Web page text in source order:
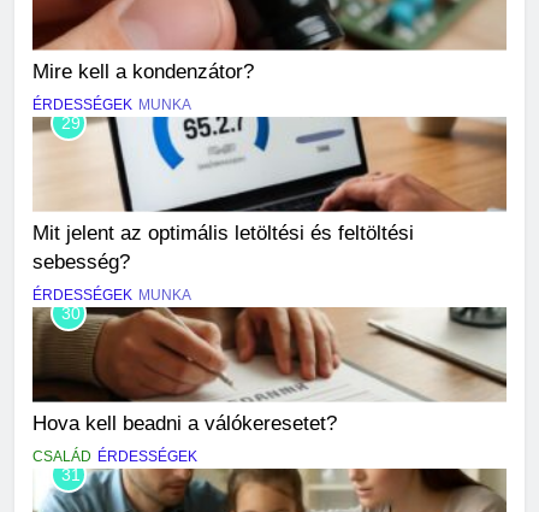
Mire kell a kondenzátor?
ÉRDESSÉGEK MUNKA
29
Mit jelent az optimális letöltési és feltöltési
sebesség?
ÉRDESSÉGEK MUNKA
30
Hova kell beadni a válókeresetet?
CSALÁD ÉRDESSÉGEK
31